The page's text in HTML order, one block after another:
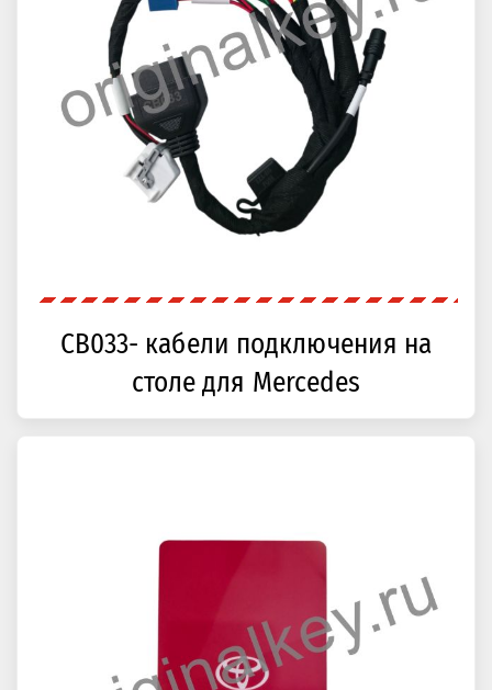
CB033- кабели подключения на
столе для Mercedes